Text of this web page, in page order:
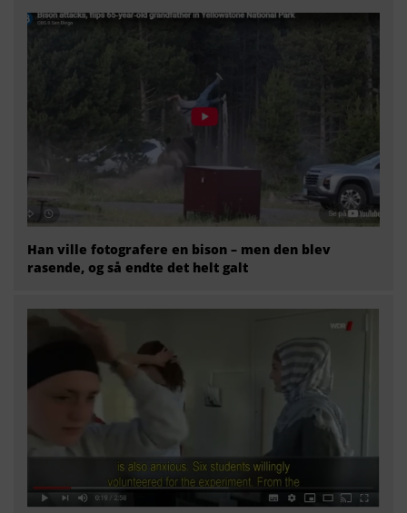
Han ville fotografere en bison – men den blev
rasende, og så endte det helt galt